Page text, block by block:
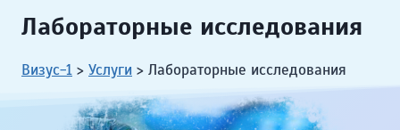
Лабораторные исследования
Визус-1 > Услуги > Лабораторные исследования